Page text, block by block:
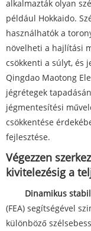
alkalmazták olyan
például Hokkaido.
használhatók a
növelheti a hajlítási
csökkenti a súlyt, és
Qingdao Maotong
jégrétegek
jégmentesítési
csökkentése
fejlesztése.
Végezzen
kivitelezésig a
Dinamikus
(FEA) segítségével
különböző